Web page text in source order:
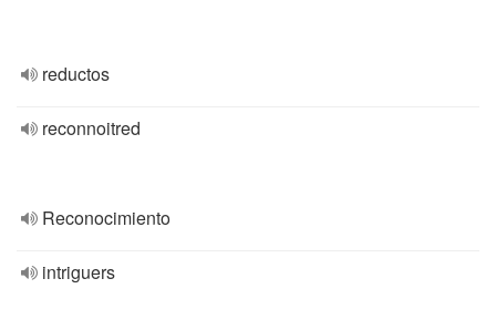
reductos
reconnoitred
Reconocimiento
intriguers